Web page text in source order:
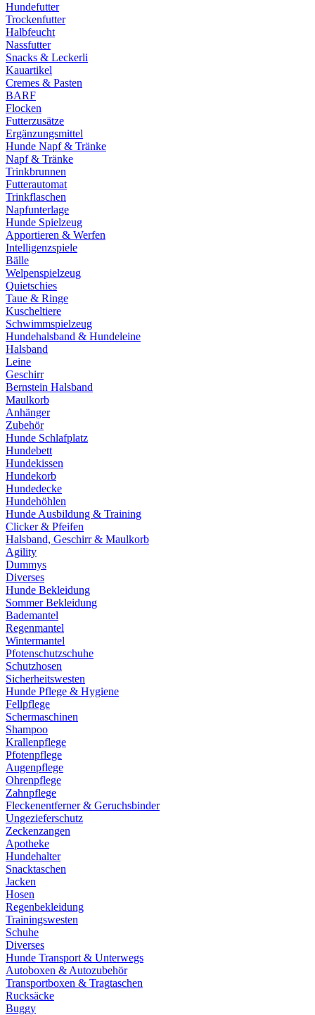
Hundefutter
Trockenfutter
Halbfeucht
Nassfutter
Snacks & Leckerli
Kauartikel
Cremes & Pasten
BARF
Flocken
Futterzusätze
Ergänzungsmittel
Hunde Napf & Tränke
Napf & Tränke
Trinkbrunnen
Futterautomat
Trinkflaschen
Napfunterlage
Hunde Spielzeug
Apportieren & Werfen
Intelligenzspiele
Bälle
Welpenspielzeug
Quietschies
Taue & Ringe
Kuscheltiere
Schwimmspielzeug
Hundehalsband & Hundeleine
Halsband
Leine
Geschirr
Bernstein Halsband
Maulkorb
Anhänger
Zubehör
Hunde Schlafplatz
Hundebett
Hundekissen
Hundekorb
Hundedecke
Hundehöhlen
Hunde Ausbildung & Training
Clicker & Pfeifen
Halsband, Geschirr & Maulkorb
Agility
Dummys
Diverses
Hunde Bekleidung
Sommer Bekleidung
Bademantel
Regenmantel
Wintermantel
Pfotenschutzschuhe
Schutzhosen
Sicherheitswesten
Hunde Pflege & Hygiene
Fellpflege
Schermaschinen
Shampoo
Krallenpflege
Pfotenpflege
Augenpflege
Ohrenpflege
Zahnpflege
Fleckenentferner & Geruchsbinder
Ungezieferschutz
Zeckenzangen
Apotheke
Hundehalter
Snacktaschen
Jacken
Hosen
Regenbekleidung
Trainingswesten
Schuhe
Diverses
Hunde Transport & Unterwegs
Autoboxen & Autozubehör
Transportboxen & Tragtaschen
Rucksäcke
Buggy